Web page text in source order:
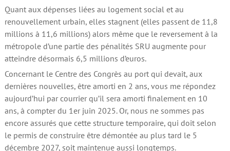
Quant aux dépenses liées au logement social et au
renouvellement urbain, elles stagnent (elles passent de 11,8
millions à 11,6 millions) alors même que le reversement à la
métropole d’une partie des pénalités SRU augmente pour
atteindre désormais 6,5 millions d’euros.
Concernant le Centre des Congrès au port qui devait, aux
dernières nouvelles, être amorti en 2 ans, vous me répondez
aujourd’hui par courrier qu’il sera amorti finalement en 10
ans, à compter du 1er juin 2025. Or, nous ne sommes pas
encore assurés que cette structure temporaire, qui doit selon
le permis de construire être démontée au plus tard le 5
décembre 2027, soit maintenue aussi longtemps.